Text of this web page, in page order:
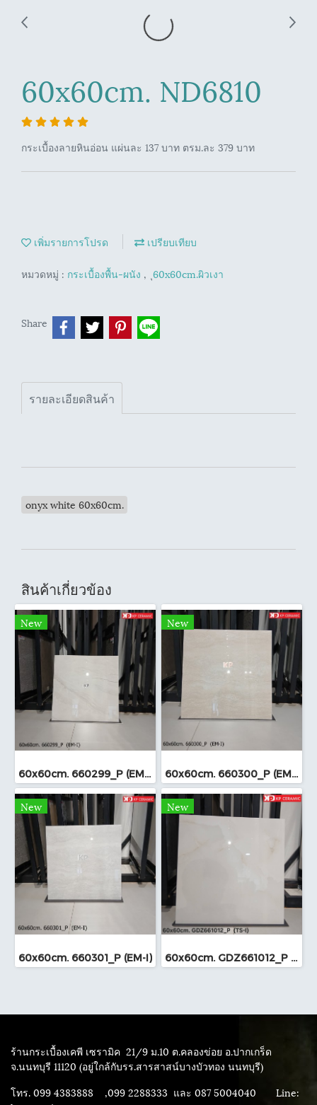
60x60cm. ND6810
กระเบื้องลายหินอ่อน แผ่นละ 137 บาท ตรม.ละ 379 บาท
เพิ่มรายการโปรด เปรียบเทียบ
หมวดหมู่ : กระเบื้องพื้น-ผนัง , ุ60x60cm.ผิวเงา
Share
รายละเอียดสินค้า
onyx white 60x60cm.
สินค้าเกี่ยวข้อง
New
60x60cm. 660299_P (EM-I)
New
60x60cm. 660300_P (EM-I)
New
60x60cm. 660301_P (EM-I)
New
60x60cm. GDZ661012_P (TS-I)
ร้านกระเบื้องเคพี เซรามิค 21/9 ม.10 ต.คลองข่อย อ.ปากเกร็ด
จ.นนทบุรี 11120 (อยู่ใกล้กับรร.สารสาสน์บางบัวทอง นนทบุรี)
โทร. 099 4383888 ,099 2288333 และ 087 5004040 Line: